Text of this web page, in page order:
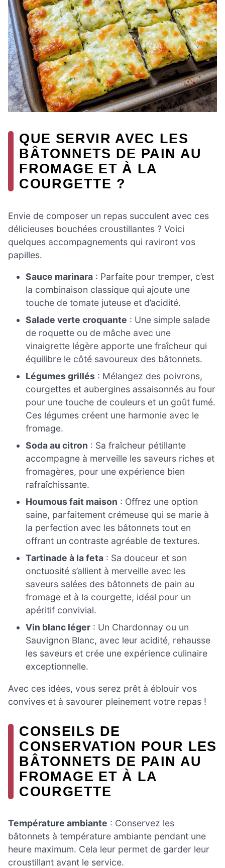
QUE SERVIR AVEC LES
BÂTONNETS DE PAIN AU
FROMAGE ET À LA
COURGETTE ?
Envie de composer un repas succulent avec ces
délicieuses bouchées croustillantes ? Voici
quelques accompagnements qui raviront vos
papilles.
Sauce marinara : Parfaite pour tremper, c’est
la combinaison classique qui ajoute une
touche de tomate juteuse et d’acidité.
Salade verte croquante : Une simple salade
de roquette ou de mâche avec une
vinaigrette légère apporte une fraîcheur qui
équilibre le côté savoureux des bâtonnets.
Légumes grillés : Mélangez des poivrons,
courgettes et aubergines assaisonnés au four
pour une touche de couleurs et un goût fumé.
Ces légumes créent une harmonie avec le
fromage.
Soda au citron : Sa fraîcheur pétillante
accompagne à merveille les saveurs riches et
fromagères, pour une expérience bien
rafraîchissante.
Houmous fait maison : Offrez une option
saine, parfaitement crémeuse qui se marie à
la perfection avec les bâtonnets tout en
offrant un contraste agréable de textures.
Tartinade à la feta : Sa douceur et son
onctuosité s’allient à merveille avec les
saveurs salées des bâtonnets de pain au
fromage et à la courgette, idéal pour un
apéritif convivial.
Vin blanc léger : Un Chardonnay ou un
Sauvignon Blanc, avec leur acidité, rehausse
les saveurs et crée une expérience culinaire
exceptionnelle.
Avec ces idées, vous serez prêt à éblouir vos
convives et à savourer pleinement votre repas !
CONSEILS DE
CONSERVATION POUR LES
BÂTONNETS DE PAIN AU
FROMAGE ET À LA
COURGETTE
Température ambiante : Conservez les
bâtonnets à température ambiante pendant une
heure maximum. Cela leur permet de garder leur
croustillant avant le service.